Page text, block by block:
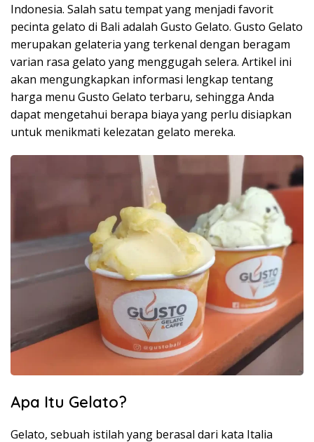
Indonesia. Salah satu tempat yang menjadi favorit
pecinta gelato di Bali adalah Gusto Gelato. Gusto Gelato
merupakan gelateria yang terkenal dengan beragam
varian rasa gelato yang menggugah selera. Artikel ini
akan mengungkapkan informasi lengkap tentang
harga menu Gusto Gelato terbaru, sehingga Anda
dapat mengetahui berapa biaya yang perlu disiapkan
untuk menikmati kelezatan gelato mereka.
Apa Itu Gelato?
Gelato, sebuah istilah yang berasal dari kata Italia